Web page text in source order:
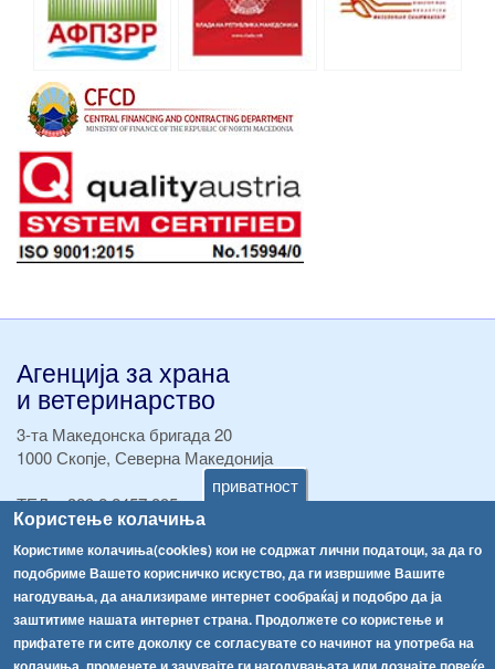
приватност
Користење колачиња
Користиме колачиња(cookies) кои не содржат лични податоци, за да го
подобриме Вашето корисничко искуство, да ги извршиме Вашите
нагодувања, да анализираме интернет сообраќај и подобро да ја
заштитиме нашата интернет страна. Продолжете со користење и
прифатете ги сите доколку се согласувате со начинот на употреба на
Агенција за храна
и ветеринарство
3-та Македонска бригада 20
1000 Скопје, Северна Македонија
ТЕЛ:+389 2 2457 895
ТЕЛ:+389 2 2457 873
Факс:+389 2 2457 893
Факс:+389 2 2457 871
info@fva.gov.mk
[АХВ-претходна страна]